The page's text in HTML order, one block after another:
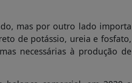
mas por outro lado importa
de potássio, ureia e fosfato,
necessárias à produção de